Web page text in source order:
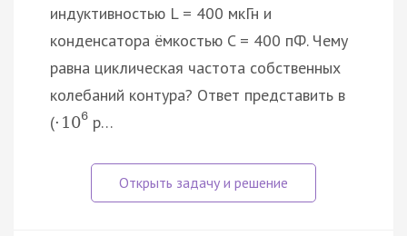
индуктивностью L = 400 мкГн и
конденсатора ёмкостью C = 400 пФ. Чему
равна циклическая частота собственных
колебаний контура? Ответ представить в
(· 106 р…